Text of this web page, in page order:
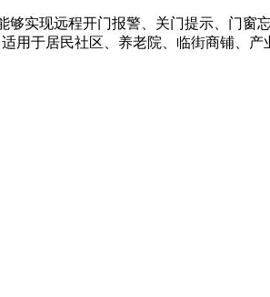
够实现远程开门报警、关门提示、门
用于居民社区、养老院、临街商铺、产